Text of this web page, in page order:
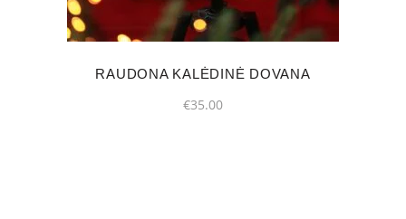
RAUDONA KALĖDINĖ DOVANA
€35.00